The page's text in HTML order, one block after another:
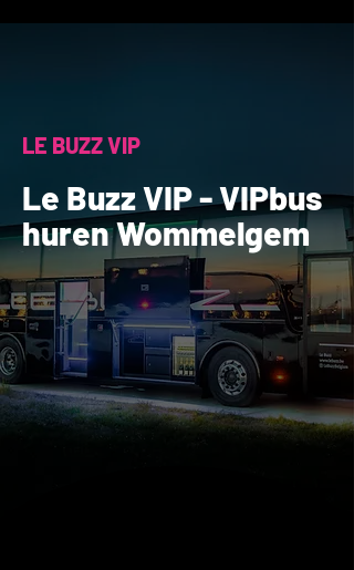
LE BUZZ VIP
Le Buzz VIP - VIPbus
huren Wommelgem